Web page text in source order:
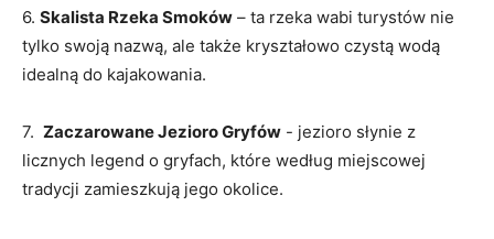
6. Skalista Rzeka Smoków – ta rzeka wabi turystów nie
tylko swoją⁤ nazwą, ale także⁣ kryształowo czystą wodą
idealną do kajakowania.
7. ​ Zaczarowane Jezioro Gryfów ⁣-‌ jezioro słynie z⁣
licznych legend‌ o gryfach, ​które⁤ według miejscowej
tradycji zamieszkują ‍jego ‍okolice.